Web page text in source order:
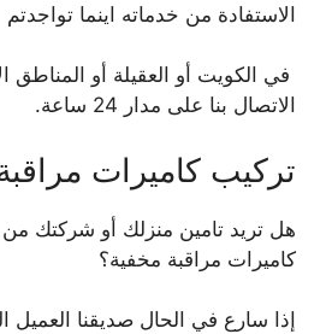
الاستفادة من خدماته اينما تواجدتم
في الكويت أو العقيلة أو المناطق
الاتصال بنا على مدار 24 ساعة.
تركيب كاميرات
هل تريد تامين منزلك أو شركتك
كاميرات مراقبة مخفية؟
إذا سارع في الحال صديقنا